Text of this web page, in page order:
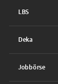
LBS
Deka
Jobbörse